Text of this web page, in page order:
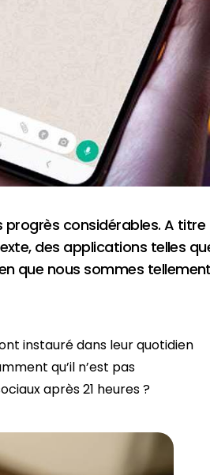
considérables. A
des applications telles
que nous sommes
instauré dans leur quotidien
qu’il n’est pas
après 21 heures ?